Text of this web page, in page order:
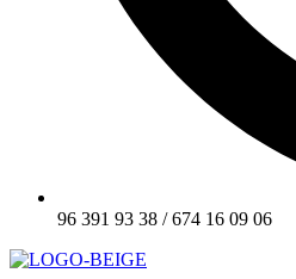
96 391 93 38 / 674 16 09 06